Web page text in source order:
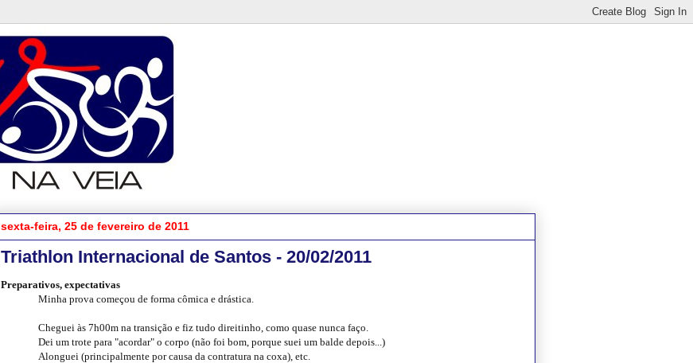
sexta-feira, 25 de fevereiro de 2011
Triathlon Internacional de Santos - 20/02/2011
Preparativos, expectativas
Minha prova começou de forma cômica e drástica.
Cheguei às 7h00m na transição e fiz tudo direitinho, como quase nunca faço.
Dei um trote para "acordar" o corpo (não foi bom, porque suei um balde depois...)
Alonguei (principalmente por causa da contratura na coxa), etc.